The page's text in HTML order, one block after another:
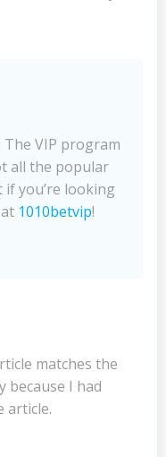
The VIP program
all the popular
you’re looking
1010betvip!
matches the
because I had
article.